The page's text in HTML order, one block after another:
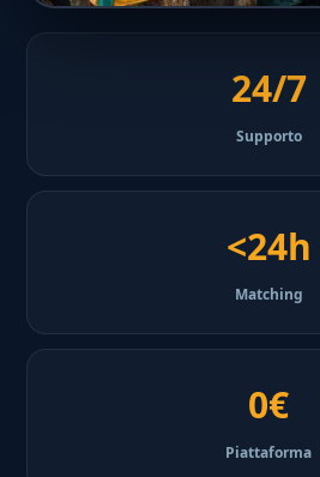
24/7
Supporto
<24h
Matching
0€
Piattaforma